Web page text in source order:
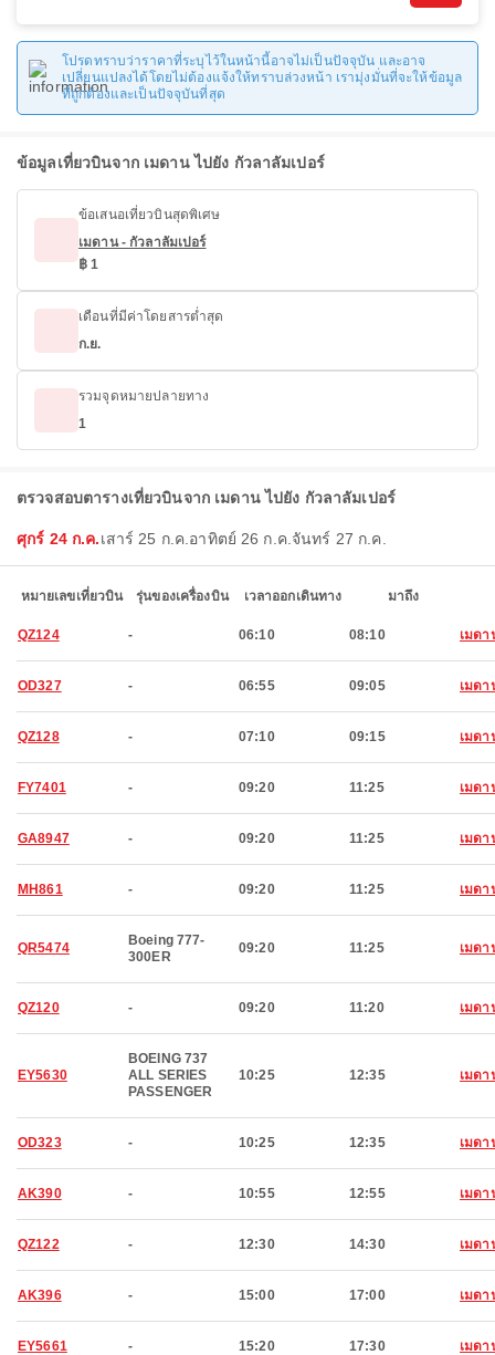
โปรดทราบว่าราคาที่ระบุไว้ในหน้านี้อาจไม่เป็นปัจจุบัน และอาจ
เปลี่ยนแปลงได้โดยไม่ต้องแจ้งให้ทราบล่วงหน้า เรามุ่งมั่นที่จะให้ข้อมูล
ที่ถูกต้องและเป็นปัจจุบันที่สุด
ข้อมูลเที่ยวบินจาก เมดาน ไปยัง กัวลาลัมเปอร์
ข้อเสนอเที่ยวบินสุดพิเศษ
เมดาน - กัวลาลัมเปอร์
฿ 1
เดือนที่มีค่าโดยสารต่ำสุด
ก.ย.
รวมจุดหมายปลายทาง
1
ตรวจสอบตารางเที่ยวบินจาก เมดาน ไปยัง กัวลาลัมเปอร์
ศุกร์ 24 ก.ค.เสาร์ 25 ก.ค. อาทิตย์ 26 ก.ค. จันทร์ 27 ก.ค.
หมายเลขเที่ยวบิน รุ่นของเครื่องบิน เวลาออกเดินทาง มาถึง
QZ124 - 06:10 08:10 เมดา
OD327 - 06:55 09:05 เมดา
QZ128 - 07:10 09:15 เมดา
FY7401 - 09:20 11:25 เมดา
GA8947 - 09:20 11:25 เมดา
MH861 - 09:20 11:25 เมดา
QR5474
Boeing 777-
300ER
09:20 11:25 เมดา
QZ120 - 09:20 11:20 เมดา
EY5630
BOEING 737
ALL SERIES
PASSENGER
10:25 12:35 เมดา
OD323 - 10:25 12:35 เมดา
AK390 - 10:55 12:55 เมดา
QZ122 - 12:30 14:30 เมดา
AK396 - 15:00 17:00 เมดา
EY5661 - 15:20 17:30 เมดา